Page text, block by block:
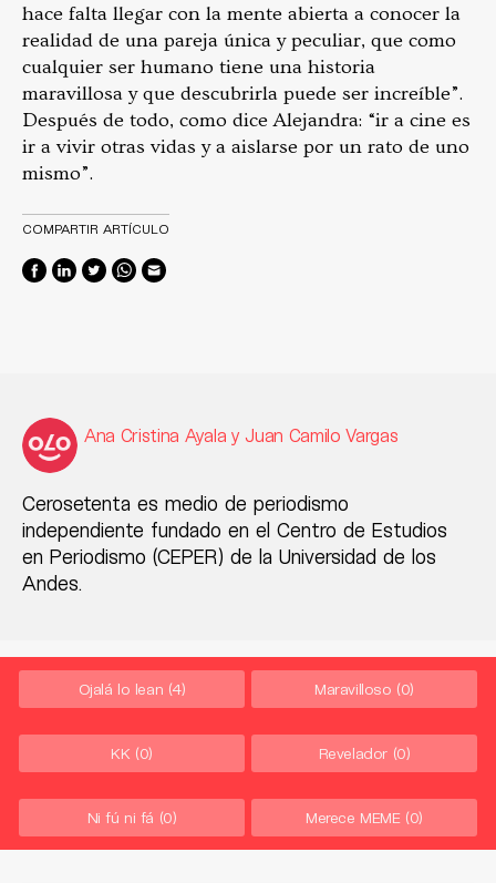
hace falta llegar con la mente abierta a conocer la
realidad de una pareja única y peculiar, que como
cualquier ser humano tiene una historia
maravillosa y que descubrirla puede ser increíble”.
Después de todo, como dice Alejandra: “ir a cine es
ir a vivir otras vidas y a aislarse por un rato de uno
mismo”.
COMPARTIR ARTÍCULO
Ana Cristina Ayala y Juan Camilo Vargas
Cerosetenta es medio de periodismo
independiente fundado en el Centro de Estudios
en Periodismo (CEPER) de la Universidad de los
Andes.
Ojalá lo lean (4) Maravilloso (0)
KK (0) Revelador (0)
Ni fú ni fá (0) Merece MEME (0)